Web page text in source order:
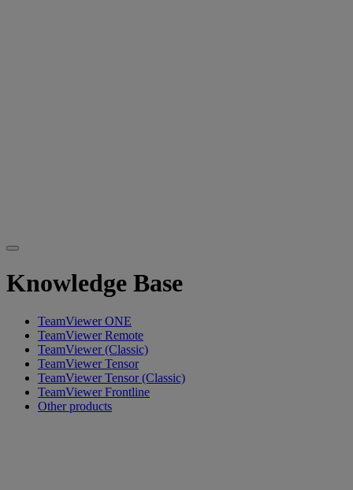
Knowledge Base
TeamViewer ONE
TeamViewer Remote
TeamViewer (Classic)
TeamViewer Tensor
TeamViewer Tensor (Classic)
TeamViewer Frontline
Other products